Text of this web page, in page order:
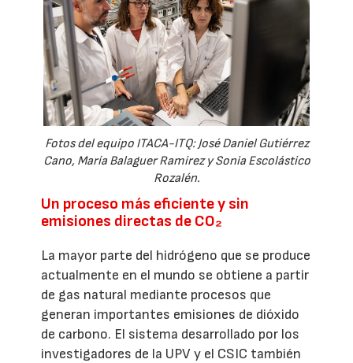
Fotos del equipo ITACA-ITQ: José Daniel Gutiérrez
Cano, María Balaguer Ramirez y Sonia Escolástico
Rozalén.
Un proceso más eficiente y sin
emisiones directas de CO₂
La mayor parte del hidrógeno que se produce
actualmente en el mundo se obtiene a partir
de gas natural mediante procesos que
generan importantes emisiones de dióxido
de carbono. El sistema desarrollado por los
investigadores de la UPV y el CSIC también